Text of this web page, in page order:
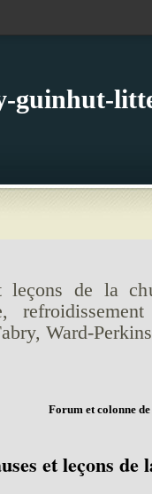
guinhut-
leçons de la
Ward-
Forum et colonne
et leçons